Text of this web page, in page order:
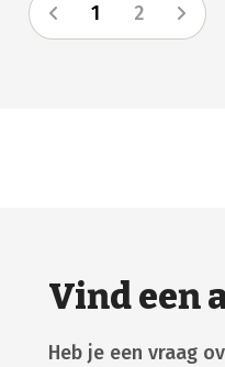
1 2
Vind een
Heb je een vraag